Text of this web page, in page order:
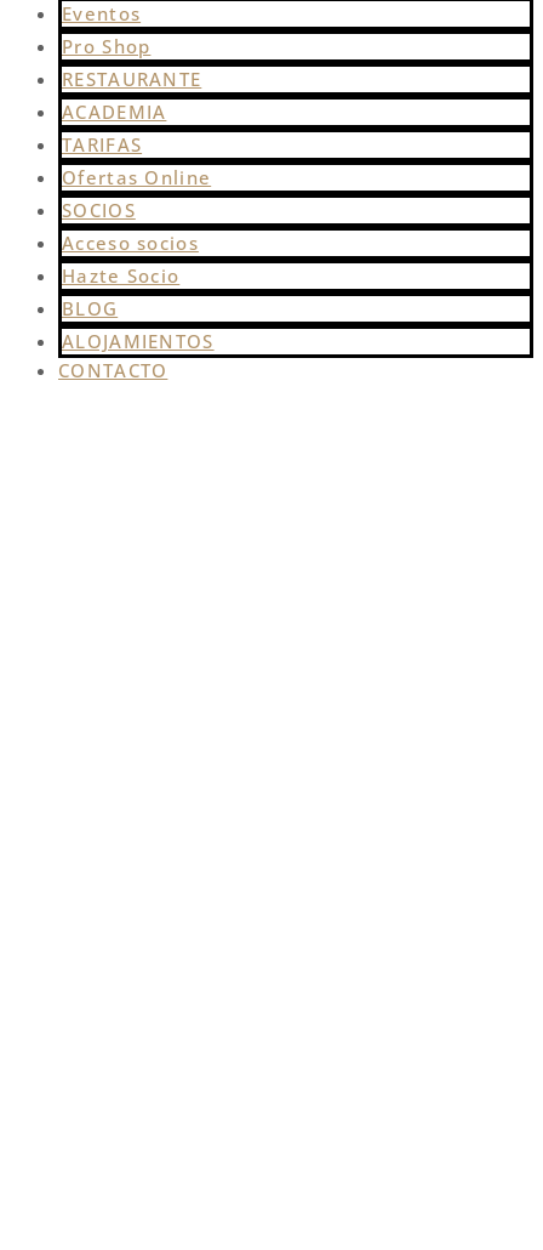
Eventos
Pro Shop
RESTAURANTE
ACADEMIA
TARIFAS
Ofertas Online
SOCIOS
Acceso socios
Hazte Socio
BLOG
ALOJAMIENTOS
CONTACTO